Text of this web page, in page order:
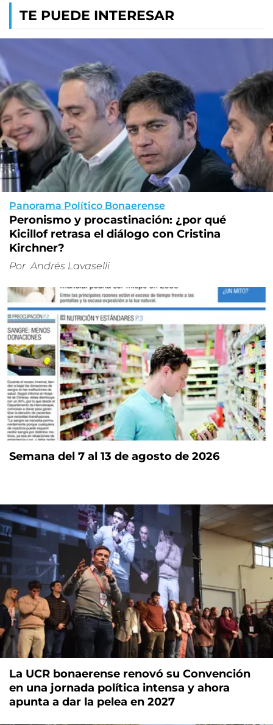
TE PUEDE INTERESAR
Panorama Político Bonaerense
Peronismo y procastinación: ¿por qué
Kicillof retrasa el diálogo con Cristina
Kirchner?
Por Andrés Lavaselli
Semana del 7 al 13 de agosto de 2026
La UCR bonaerense renovó su Convención
en una jornada política intensa y ahora
apunta a dar la pelea en 2027